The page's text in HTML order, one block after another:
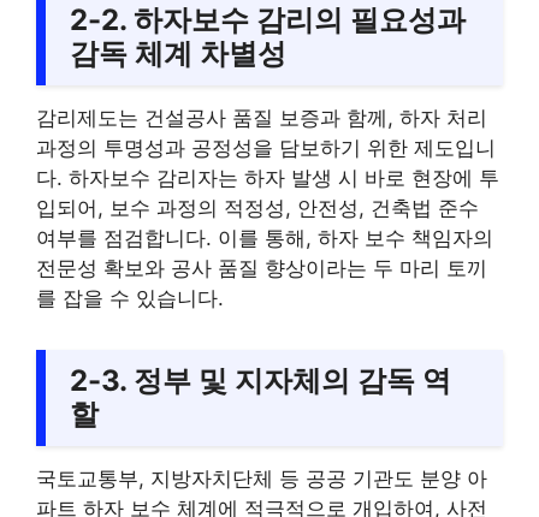
2-2. 하자보수 감리의 필요성과
감독 체계 차별성
감리제도는 건설공사 품질 보증과 함께, 하자 처리
과정의 투명성과 공정성을 담보하기 위한 제도입니
다. 하자보수 감리자는 하자 발생 시 바로 현장에 투
입되어, 보수 과정의 적정성, 안전성, 건축법 준수
여부를 점검합니다. 이를 통해, 하자 보수 책임자의
전문성 확보와 공사 품질 향상이라는 두 마리 토끼
를 잡을 수 있습니다.
2-3. 정부 및 지자체의 감독 역
할
국토교통부, 지방자치단체 등 공공 기관도 분양 아
파트 하자 보수 체계에 적극적으로 개입하여, 사전